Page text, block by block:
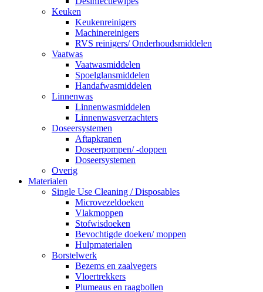
Keuken
Keukenreinigers
Machinereinigers
RVS reinigers/ Onderhoudsmiddelen
Vaatwas
Vaatwasmiddelen
Spoelglansmiddelen
Handafwasmiddelen
Linnenwas
Linnenwasmiddelen
Linnenwasverzachters
Doseersystemen
Aftapkranen
Doseerpompen/ -doppen
Doseersystemen
Overig
Materialen
Single Use Cleaning / Disposables
Microvezeldoeken
Vlakmoppen
Stofwisdoeken
Bevochtigde doeken/ moppen
Hulpmaterialen
Borstelwerk
Bezems en zaalvegers
Vloertrekkers
Plumeaus en raagbollen